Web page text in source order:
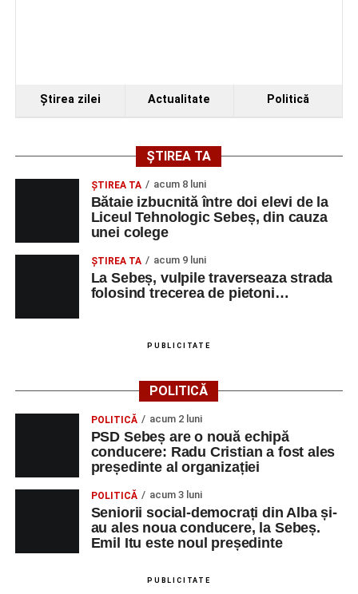
Spectacol de vals și tango „Armonii în
pași de dans”
Napoca).
AcompaniazăCluj Tango Orchestra:
Irina Indrei – pian
Robert Indrei – bandoneon
Milena Vădan – vioară
Emanuel Elcean – contrabas
Adrian Lup – violoncel
Vlad Dordea.
Piața Primăriei
Orele 17.00–20.00– Punct oficial de înscrieri și informații
SÂMBĂTĂ, 22 AUGUST 2026
Platoul Centrului Cultural „Lucian
Ştirea zilei Actualitate Politică
ȘTIREA TA
ŞTIREA TA acum 8 luni
Bătaie izbucnită între doi elevi de la
Liceul Tehnologic Sebeș, din cauza
unei colege
ŞTIREA TA acum 9 luni
La Sebeș, vulpile traverseaza strada
folosind trecerea de pietoni…
PUBLICITATE
POLITICĂ
POLITICĂ acum 2 luni
PSD Sebeș are o nouă echipă
conducere: Radu Cristian a fost ales
președinte al organizației
POLITICĂ acum 3 luni
Seniorii social-democrați din Alba și-
au ales noua conducere, la Sebeș.
Emil Itu este noul președinte
PUBLICITATE